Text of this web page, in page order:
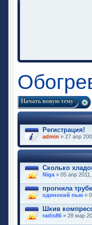
Начать новую тему
Регистрация!
admin » 27 апр
Сколько
Niga » 05 апр
прогнила
одинокий пью »
Шкив
radis86 » 28 мар